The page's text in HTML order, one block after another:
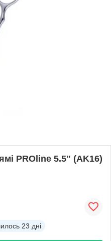
PROline 5.5" (AK16)
23 дні